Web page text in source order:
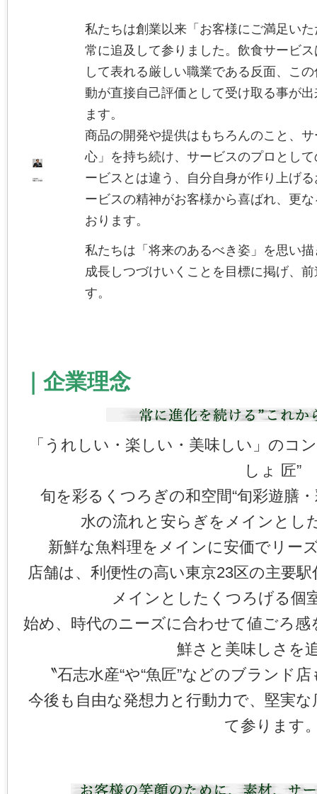
私たちは創業以来「お客様にご満足い
常に追及して参りました。飲食サービ
して表れる厳しい職業である反面、こ
動が直接自己評価として受け取る事が
ます。
商品の開発や提供はもちろんのこと、
心」を持ち続け、サービスのプロとし
ービスとは違う、自分自身が作り上げ
ービスの精神がお客様から喜ばれ、更
おります。
私たちは「将来のあるべき姿」を思い
成長しつづけいくことを目標に掲げ、
す。
｜企業理念
「うれしい・楽しい・美味しい」のコ
しょ 匠”
旬を彩るくつろぎの和空間“旬彩遊膳
水の流れと安らぎをメインとし
新鮮な魚料理をメインに安価でリー
店舗は、利便性の高い東京23区の主要
メインとしたくつろげる個
始め、時代のニーズに合わせて値ごろ
鮮さと美味しさを
〝石志水産“や“魚匠”などのブランド
今後も自由な発想力と行動力で、堅実
て参ります